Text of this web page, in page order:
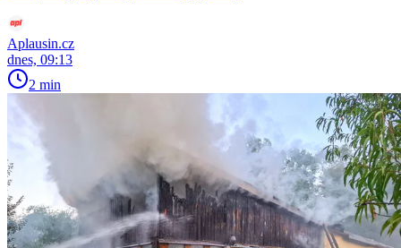
Aplausin.cz
dnes, 09:13
2 min